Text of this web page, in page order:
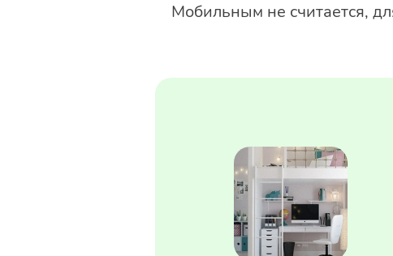
Мобильным не считается,